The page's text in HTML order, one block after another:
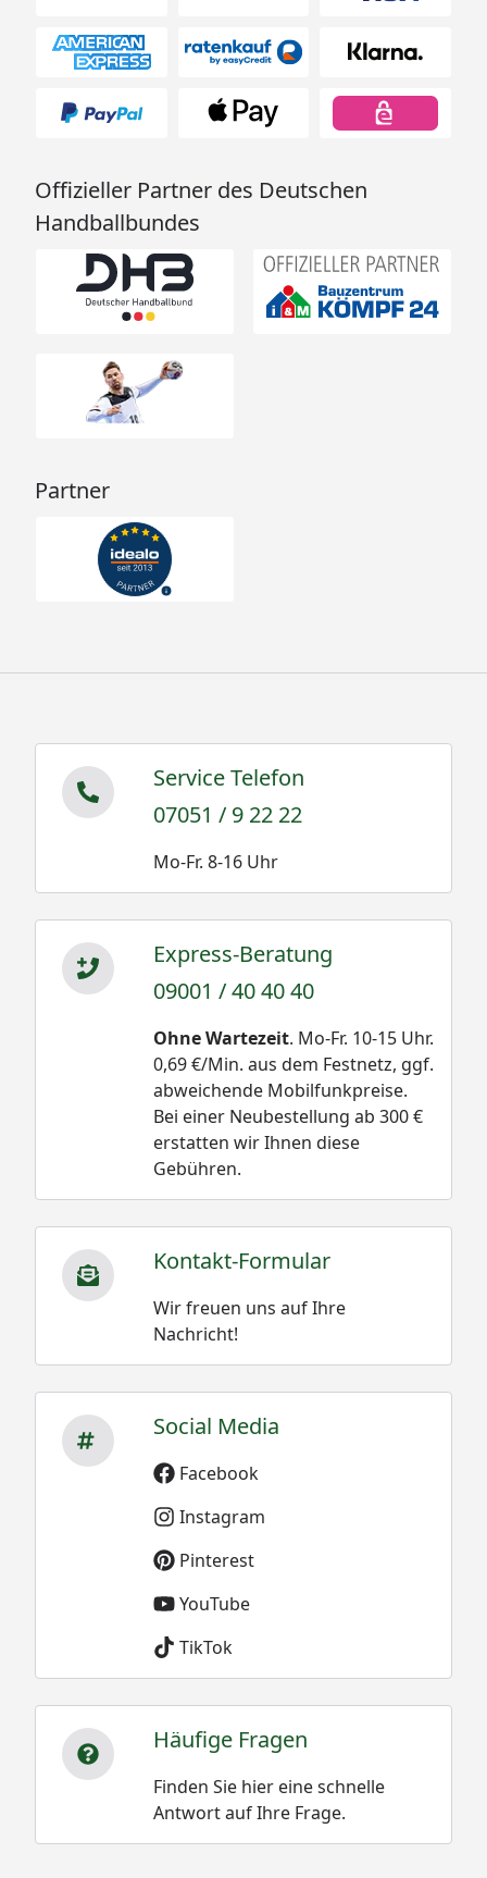
Offizieller Partner des Deutschen
Handballbundes
Partner
Service Telefon
07051 / 9 22 22
Mo-Fr. 8-16 Uhr
Express-Beratung
09001 / 40 40 40
Ohne Wartezeit. Mo-Fr. 10-15 Uhr.
0,69 €/Min. aus dem Festnetz, ggf.
abweichende Mobilfunkpreise.
Bei einer Neubestellung ab 300 €
erstatten wir Ihnen diese
Gebühren.
Kontakt-Formular
Wir freuen uns auf Ihre
Nachricht!
Social Media
Facebook
Instagram
Pinterest
YouTube
TikTok
Häufige Fragen
Finden Sie hier eine schnelle
Antwort auf Ihre Frage.